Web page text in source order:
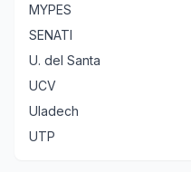
MYPES
SENATI
U. del Santa
UCV
Uladech
UTP